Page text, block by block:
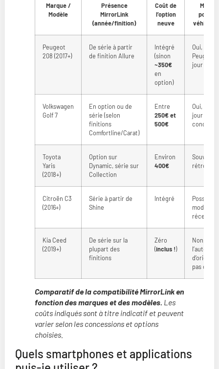
Marque /
Modèle
Présence
MirrorLink
(année/finition)
Coût de
l’option
neuve
Mise à
véhicule
Peugeot
208 (2017+)
De série à partir
de finition Allure
Intégré
(sinon
~350€
en
option)
Oui, chez
Peugeot
jour
Volkswagen
Golf 7
En option ou de
série (selon
finitions
Comfortline/Carat)
Entre
250€ et
500€
Oui, avec
jour
Toyota
Yaris
(2018+)
Option sur
Dynamic, série sur
Collection
Environ
400€
Souvent
rétrofit
Citroën C3
(2016+)
Série à partir de
Shine
Intégré
Possible
modèles
récents
Kia Ceed
(2019+)
De série sur la
plupart des
finitions
Zéro
(inclus !)
Non, si
d’origine
pas
Comparatif de la compatibilité MirrorLink en
fonction des marques et des modèles. Les
coûts indiqués sont à titre indicatif et peuvent
varier selon les concessions et options
choisies.
Quels smartphones et applications